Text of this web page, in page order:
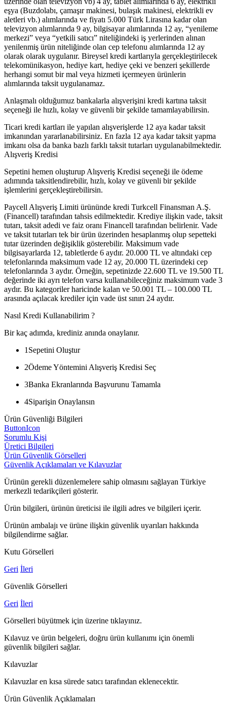
eşya (Buzdolabı, çamaşır makinesi, bulaşık makinesi, elektrikli ev
aletleri vb.) alımlarında ve fiyatı 5.000 Türk Lirasına kadar olan
televizyon alımlarında 9 ay, bilgisayar alımlarında 12 ay, “yenileme
merkezi” veya “yetkili satıcı” niteliğindeki iş yerlerinden alınan
yenilenmiş ürün niteliğinde olan cep telefonu alımlarında 12 ay
olarak olarak uygulanır. Bireysel kredi kartlarıyla gerçekleştirilecek
telekomünikasyon, hediye kart, hediye çeki ve benzeri şekillerde
herhangi somut bir mal veya hizmeti içermeyen ürünlerin
alımlarında taksit uygulanamaz.
Anlaşmalı olduğumuz bankalarla alışverişini kredi kartına taksit
seçeneği ile hızlı, kolay ve güvenli bir şekilde tamamlayabilirsin.
Ticari kredi kartları ile yapılan alışverişlerde 12 aya kadar taksit
imkanından yararlanabilirsiniz. En fazla 12 aya kadar taksit yapma
imkanı olsa da banka bazlı farklı taksit tutarları uygulanabilmektedir.
Alışveriş Kredisi
Sepetini hemen oluşturup Alışveriş Kredisi seçeneği ile ödeme
adımında taksitlendirebilir, hızlı, kolay ve güvenli bir şekilde
işlemlerini gerçekleştirebilirsin.
Paycell Alışveriş Limiti ürününde kredi Turkcell Finansman A.Ş.
(Financell) tarafından tahsis edilmektedir. Krediye ilişkin vade, taksit
tutarı, taksit adedi ve faiz oranı Financell tarafından belirlenir. Vade
ve taksit tutarları tek bir ürün üzerinden hesaplanmış olup sepetteki
tutar üzerinden değişiklik gösterebilir. Maksimum vade
bilgisayarlarda 12, tabletlerde 6 aydır. 20.000 TL ve altındaki cep
telefonlarında maksimum vade 12 ay, 20.000 TL üzerindeki cep
telefonlarında 3 aydır. Örneğin, sepetinizde 22.600 TL ve 19.500 TL
değerinde iki ayrı telefon varsa kullanabileceğiniz maksimum vade 3
aydır. Bu kategoriler haricinde kalan ve 50.001 TL – 100.000 TL
arasında açılacak krediler için vade üst sınırı 24 aydır.
Nasıl Kredi Kullanabilirim ?
Bir kaç adımda, krediniz anında onaylanır.
1 Sepetini Oluştur
2Ödeme Yöntemini Alışveriş Kredisi Seç
3Banka Ekranlarında Başvurunu Tamamla
4Siparişin Onaylansın
Ürün Güvenliği Bilgileri
ButtonIcon
Sorumlu Kişi
Üretici Bilgileri
Ürün Güvenlik Görselleri
Güvenlik Açıklamaları ve Kılavuzlar
Ürünün gerekli düzenlemelere sahip olmasını sağlayan Türkiye
merkezli tedarikçileri gösterir.
Ürün bilgileri, ürünün üreticisi ile ilgili adres ve bilgileri içerir.
Ürünün ambalajı ve ürüne ilişkin güvenlik uyarıları hakkında
bilgilendirme sağlar.
Kutu Görselleri
Geri İleri
Güvenlik Görselleri
Geri İleri
Görselleri büyütmek için üzerine tıklayınız.
Kılavuz ve ürün belgeleri, doğru ürün kullanımı için önemli
güvenlik bilgileri sağlar.
Kılavuzlar
Kılavuzlar en kısa sürede satıcı tarafından eklenecektir.
Ürün Güvenlik Açıklamaları